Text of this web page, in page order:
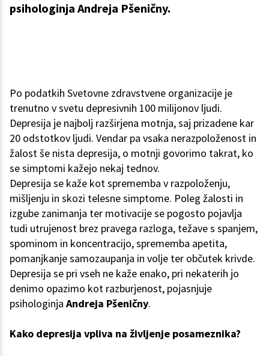
psihologinja Andreja Pšeničny.
Po podatkih Svetovne zdravstvene organizacije je
trenutno v svetu depresivnih 100 milijonov ljudi.
Depresija je najbolj razširjena motnja, saj prizadene kar
20 odstotkov ljudi. Vendar pa vsaka nerazpoloženost in
žalost še nista depresija, o motnji govorimo takrat, ko
se simptomi kažejo nekaj tednov.
Depresija se kaže kot sprememba v razpoloženju,
mišljenju in skozi telesne simptome. Poleg žalosti in
izgube zanimanja ter motivacije se pogosto pojavlja
tudi utrujenost brez pravega razloga, težave s spanjem,
spominom in koncentracijo, sprememba apetita,
pomanjkanje samozaupanja in volje ter občutek krivde.
Depresija se pri vseh ne kaže enako, pri nekaterih jo
denimo opazimo kot razburjenost, pojasnjuje
psihologinja Andreja Pšeničny.
Kako depresija vpliva na življenje posameznika?